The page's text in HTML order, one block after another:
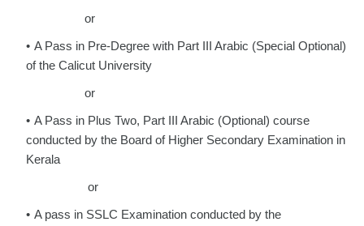
or
A Pass in Pre-Degree with Part III Arabic (Special Optional)
of the Calicut University
or
A Pass in Plus Two, Part III Arabic (Optional) course
conducted by the Board of Higher Secondary Examination in
Kerala
or
A pass in SSLC Examination conducted by the